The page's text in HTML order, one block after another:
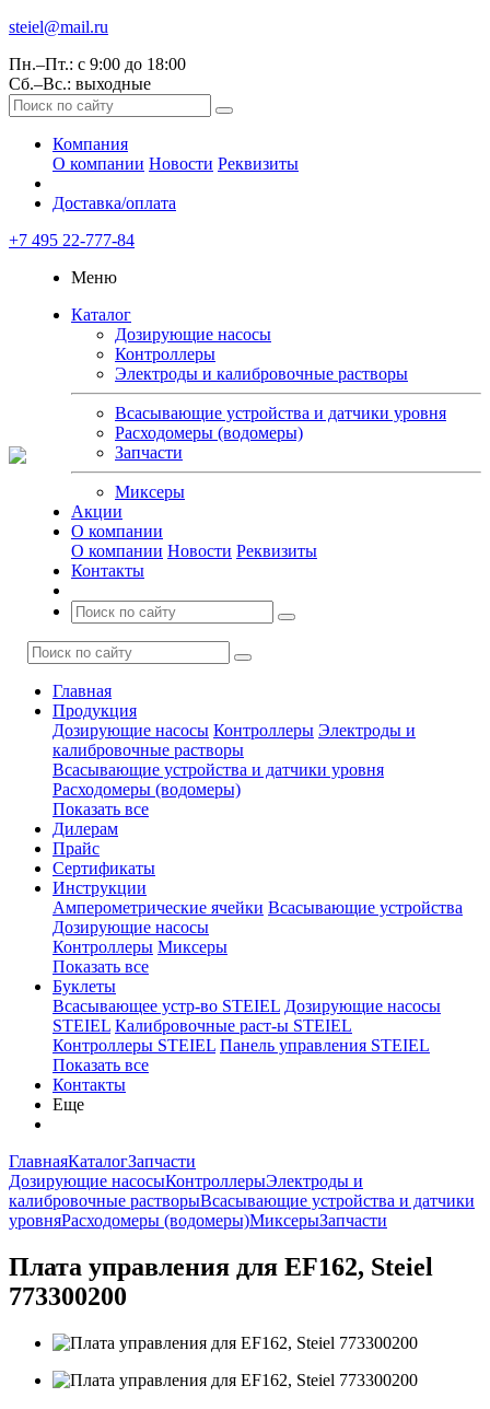
steiel@mail.ru
Пн.–Пт.: с 9:00 до 18:00
Сб.–Вс.: выходные
Компания
О компании Новости Реквизиты
Доставка/оплата
+7 495 22-777-84
Меню
Каталог
Дозирующие насосы
Контроллеры
Электроды и калибровочные растворы
Всасывающие устройства и датчики уровня
Расходомеры (водомеры)
Запчасти
Миксеры
Акции
О компании
О компании Новости Реквизиты
Контакты
Главная
Продукция
Дозирующие насосы Контроллеры Электроды и
калибровочные растворы
Всасывающие устройства и датчики уровня
Расходомеры (водомеры)
Показать все
Дилерам
Прайс
Сертификаты
Инструкции
Амперометрические ячейки Всасывающие устройства
Дозирующие насосы
Контроллеры Миксеры
Показать все
Буклеты
Всасывающее устр-во STEIEL Дозирующие насосы
STEIEL Калибровочные раст-ы STEIEL
Контроллеры STEIEL Панель управления STEIEL
Показать все
Контакты
Еще
ГлавнаяКаталогЗапчасти
Дозирующие насосыКонтроллерыЭлектроды и
калибровочные растворыВсасывающие устройства и датчики
уровняРасходомеры (водомеры)МиксерыЗапчасти
Плата управления для EF162, Steiel
773300200